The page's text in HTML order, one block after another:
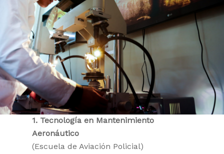
1. Tecnología en Mantenimiento
Aeronáutico
(Escuela de Aviación Policial)